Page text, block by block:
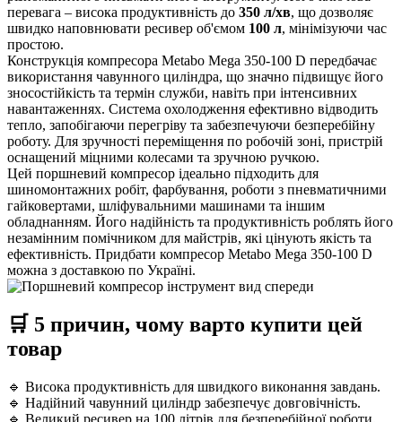
перевага – висока продуктивність до 350 л/хв, що дозволяє
швидко наповнювати ресивер об'ємом 100 л, мінімізуючи час
простою.
Конструкція компресора Metabo Mega 350-100 D передбачає
використання чавунного циліндра, що значно підвищує його
зносостійкість та термін служби, навіть при інтенсивних
навантаженнях. Система охолодження ефективно відводить
тепло, запобігаючи перегріву та забезпечуючи безперебійну
роботу. Для зручності переміщення по робочій зоні, пристрій
оснащений міцними колесами та зручною ручкою.
Цей поршневий компресор ідеально підходить для
шиномонтажних робіт, фарбування, роботи з пневматичними
гайковертами, шліфувальними машинами та іншим
обладнанням. Його надійність та продуктивність роблять його
незамінним помічником для майстрів, які цінують якість та
ефективність. Придбати компресор Metabo Mega 350-100 D
можна з доставкою по Україні.
🛒 5 причин, чому варто купити цей
товар
🔹 Висока продуктивність для швидкого виконання завдань.
🔹 Надійний чавунний циліндр забезпечує довговічність.
🔹 Великий ресивер на 100 літрів для безперебійної роботи.